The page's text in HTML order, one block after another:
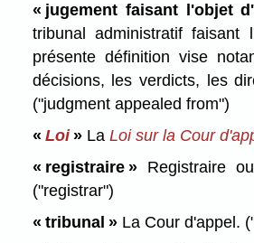
« jugement faisant l'objet
tribunal administratif
présente définition vise
décisions, les verdicts, les
("judgment appealed from")
« Loi»La Loi sur la Cour
« registraire »Registraire
("registrar")
« tribunal »La Cour d'appel.